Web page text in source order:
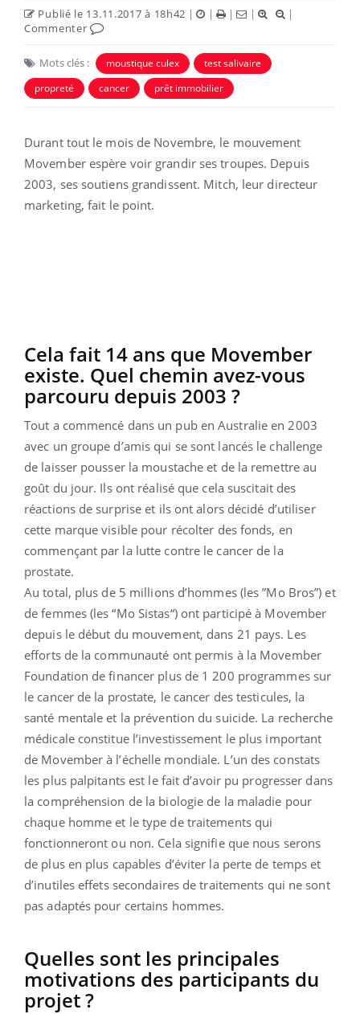
Publié le 13.11.2017 à 18h42 | | | |
|
Commenter
Mots clés : moustique culex
test salivaire
propreté
cancer prêt immobilier
Durant tout le mois de Novembre, le mouvement
Movember espère voir grandir ses troupes. Depuis
2003, ses soutiens grandissent. Mitch, leur directeur
marketing, fait le point.
Cela fait 14 ans que Movember
existe. Quel chemin avez-vous
parcouru depuis 2003 ?
Tout a commencé dans un pub en Australie en 2003
avec un groupe d’amis qui se sont lancés le challenge
de laisser pousser la moustache et de la remettre au
goût du jour. Ils ont réalisé que cela suscitait des
réactions de surprise et ils ont alors décidé d’utiliser
cette marque visible pour récolter des fonds, en
commençant par la lutte contre le cancer de la
prostate.
Au total, plus de 5 millions d’hommes (les ”Mo Bros”) et
de femmes (les “Mo Sistas“) ont participé à Movember
depuis le début du mouvement, dans 21 pays. Les
efforts de la communauté ont permis à la Movember
Foundation de financer plus de 1 200 programmes sur
le cancer de la prostate, le cancer des testicules, la
santé mentale et la prévention du suicide. La recherche
médicale constitue l’investissement le plus important
de Movember à l’échelle mondiale. L’un des constats
les plus palpitants est le fait d’avoir pu progresser dans
la compréhension de la biologie de la maladie pour
chaque homme et le type de traitements qui
fonctionneront ou non. Cela signifie que nous serons
de plus en plus capables d’éviter la perte de temps et
d’inutiles effets secondaires de traitements qui ne sont
pas adaptés pour certains hommes.
Quelles sont les principales
motivations des participants du
projet ?